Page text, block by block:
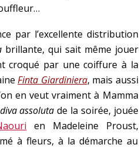
par l’excellente distribution
brillante, qui sait même jouer
croqué par une coiffure à la
Finta Giardiniera, mais aussi
en veut vraiment à Mamma
diva assoluta de la soirée, jouée
en Madeleine Proust,
à fleurs, à la démarche au